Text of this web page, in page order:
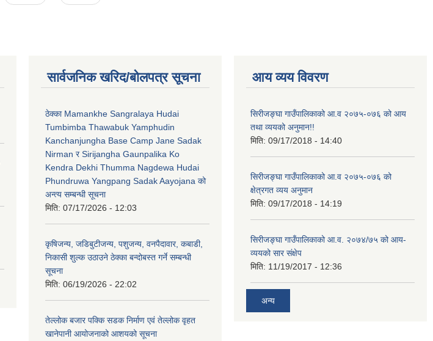
सार्वजनिक खरिद/बोलपत्र सूचना
ठेक्का Mamankhe Sangralaya Hudai
Tumbimba Thawabuk Yamphudin
Kanchanjungha Base Camp Jane Sadak
Nirman र Sirijangha Gaunpalika Ko
Kendra Dekhi Thumma Nagdewa Hudai
Phundruwa Yangpang Sadak Aayojana को
अन्त्य सम्बन्धी सूचना
मिति: 07/17/2026 - 12:03
कृषिजन्य, जडिबुटीजन्य, पशुजन्य, वनपैदावार, कबाडी,
निकासी शुल्क उठाउने ठेक्का बन्दोबस्त गर्ने सम्बन्धी
सूचना
मिति: 06/19/2026 - 22:02
तेल्लोक बजार पक्कि सडक निर्माण एवं तेल्लोक वृहत
खानेपानी आयोजनाको आशयको सूचना
आय व्यय विवरण
सिरीजङ्घा गाउँपालिकाको आ.व २०७५-०७६ को आय
तथा व्ययको अनुमान!!
मिति: 09/17/2018 - 14:40
सिरीजङ्घा गाउँपालिकाको आ.व २०७५-०७६ को
क्षेत्रगत व्यय अनुमान
मिति: 09/17/2018 - 14:19
सिरीजङ्घा गाउँपालिकाको आ.व. २०७४/७५ को आय-
व्ययको सार संक्षेप
मिति: 11/19/2017 - 12:36
अन्य